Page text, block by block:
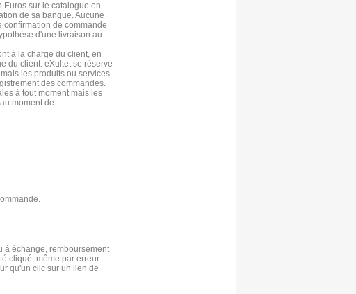
Euros sur le catalogue en
de sa banque. Aucune
de commande
d'une livraison au
à la charge du client, en
du client. eXultet se réserve
les produits ou services
des commandes.
à tout moment mais les
moment de
à échange, remboursement
cliqué, même par erreur.
qu'un clic sur un lien de